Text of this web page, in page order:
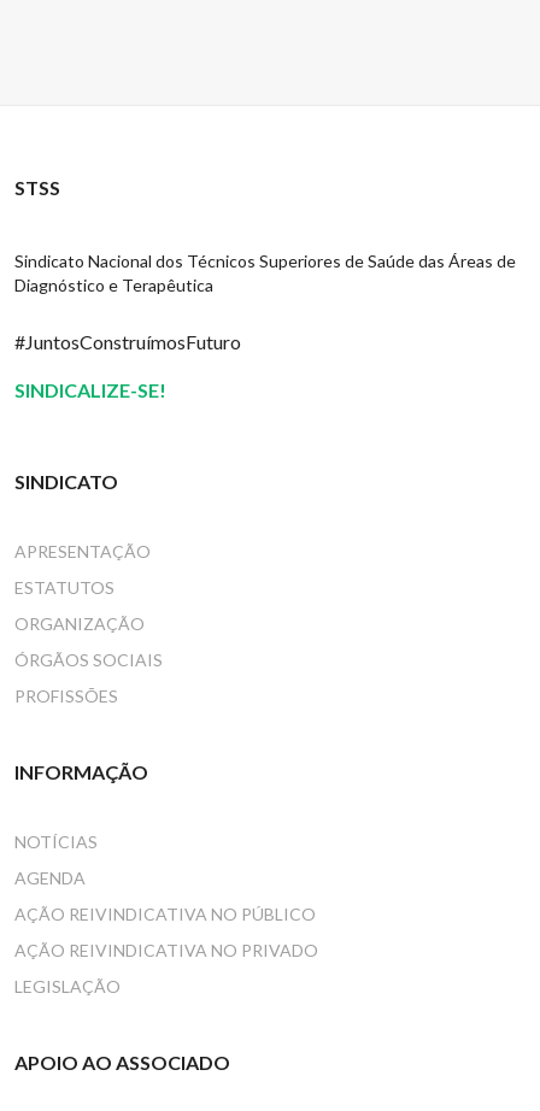
STSS
Sindicato Nacional dos Técnicos Superiores de Saúde das Áreas de
Diagnóstico e Terapêutica
#JuntosConstruímosFuturo
SINDICALIZE-SE!
SINDICATO
APRESENTAÇÃO
ESTATUTOS
ORGANIZAÇÃO
ÓRGÃOS SOCIAIS
PROFISSÕES
INFORMAÇÃO
NOTÍCIAS
AGENDA
AÇÃO REIVINDICATIVA NO PÚBLICO
AÇÃO REIVINDICATIVA NO PRIVADO
LEGISLAÇÃO
APOIO AO ASSOCIADO